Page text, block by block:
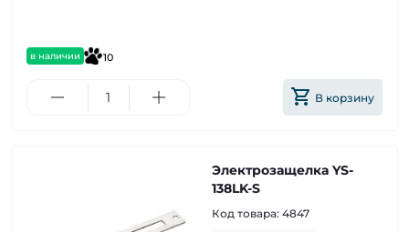
в наличии 10
В корзину
Электрозащелка YS-
138LK-S
Код товара: 4847